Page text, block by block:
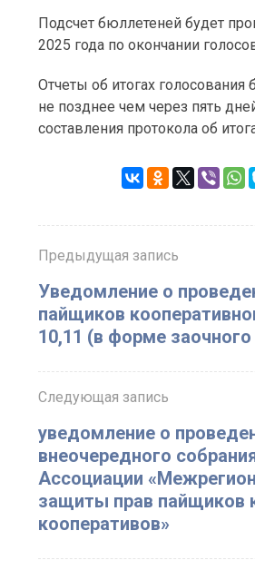
Подсчет бюллетеней будет
2025 года по окончании
Отчеты об итогах голосования
не позднее чем через пять
составления протокола об
Предыдущая запись
Уведомление о
пайщиков
10,11 (в форме
Следующая запись
уведомление о
внеочередного
Ассоциации
защиты прав пайщиков
кооперативов»